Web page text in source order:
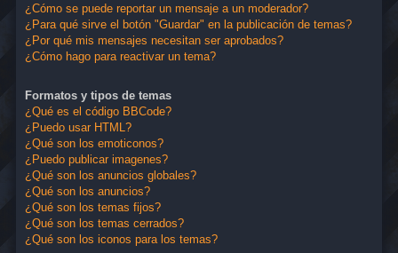
¿Cómo se puede reportar un mensaje a un moderador?
¿Para qué sirve el botón "Guardar" en la publicación de temas?
¿Por qué mis mensajes necesitan ser aprobados?
¿Cómo hago para reactivar un tema?
Formatos y tipos de temas
¿Qué es el código BBCode?
¿Puedo usar HTML?
¿Qué son los emoticonos?
¿Puedo publicar imagenes?
¿Qué son los anuncios globales?
¿Qué son los anuncios?
¿Qué son los temas fijos?
¿Qué son los temas cerrados?
¿Qué son los iconos para los temas?